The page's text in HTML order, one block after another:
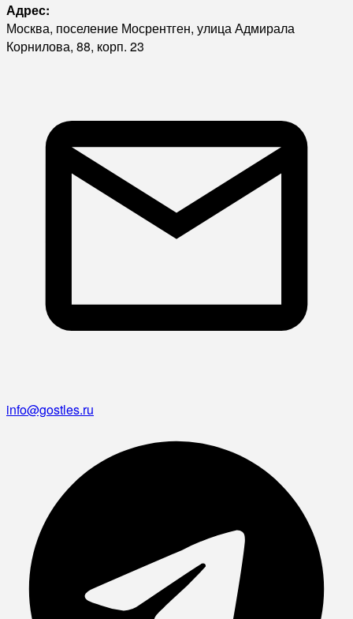
Адрес:
Москва, поселение Мосрентген, улица Адмирала
Корнилова, 88, корп. 23
info@gostles.ru